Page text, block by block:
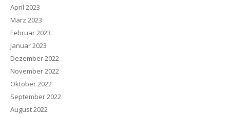
April 2023
März 2023
Februar 2023
Januar 2023
Dezember 2022
November 2022
Oktober 2022
September 2022
August 2022